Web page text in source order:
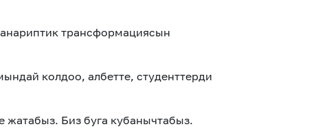
трансформациясын
колдоо, албетте, студенттерди
жатабыз. Биз буга кубанычтабыз.